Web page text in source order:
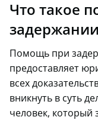
Что такое
задержании
Помощь при
предоставляет
всех
вникнуть в суть
человек, который